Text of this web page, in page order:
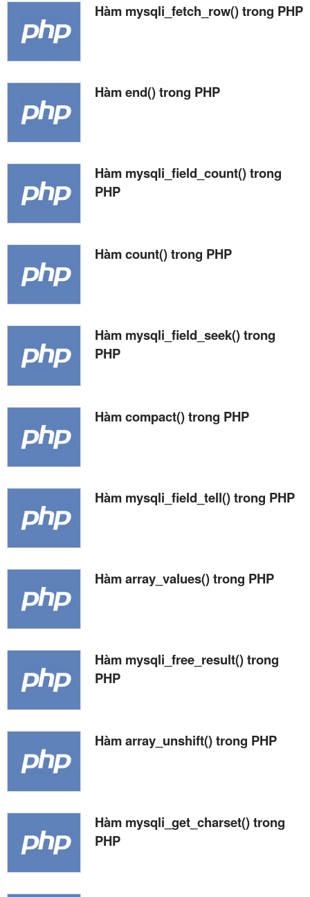
Hàm mysqli_fetch_row() trong PHP
Hàm end() trong PHP
Hàm mysqli_field_count() trong
PHP
Hàm count() trong PHP
Hàm mysqli_field_seek() trong
PHP
Hàm compact() trong PHP
Hàm mysqli_field_tell() trong PHP
Hàm array_values() trong PHP
Hàm mysqli_free_result() trong
PHP
Hàm array_unshift() trong PHP
Hàm mysqli_get_charset() trong
PHP